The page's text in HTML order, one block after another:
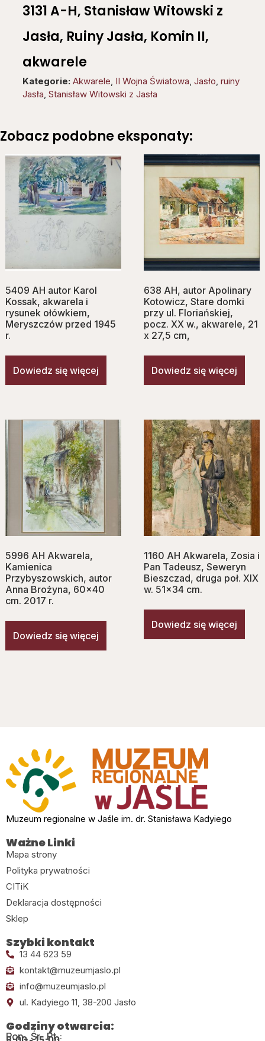
3131 A-H, Stanisław Witowski z
Jasła, Ruiny Jasła, Komin II,
akwarele
Kategorie: Akwarele, II Wojna Światowa, Jasło, ruiny
Jasła, Stanisław Witowski z Jasła
Zobacz podobne eksponaty:
5409 AH autor Karol
Kossak, akwarela i
rysunek ołówkiem,
Meryszczów przed 1945
r.
Dowiedz się więcej
638 AH, autor Apolinary
Kotowicz, Stare domki
przy ul. Floriańskiej,
pocz. XX w., akwarele, 21
x 27,5 cm,
Dowiedz się więcej
5996 AH Akwarela,
Kamienica
Przybyszowskich, autor
Anna Brożyna, 60×40
cm. 2017 r.
Dowiedz się więcej
1160 AH Akwarela, Zosia i
Pan Tadeusz, Seweryn
Bieszczad, druga poł. XIX
w. 51×34 cm.
Dowiedz się więcej
Muzeum regionalne w Jaśle im. dr. Stanisława Kadyiego
Ważne Linki
Mapa strony
Polityka prywatności
CITiK
Deklaracja dostępności
Sklep
Szybki kontakt
13 44 623 59
kontakt@muzeumjaslo.pl
info@muzeumjaslo.pl
ul. Kadyiego 11, 38-200 Jasło
Godziny otwarcia:
Pon., Śr., Pt.: